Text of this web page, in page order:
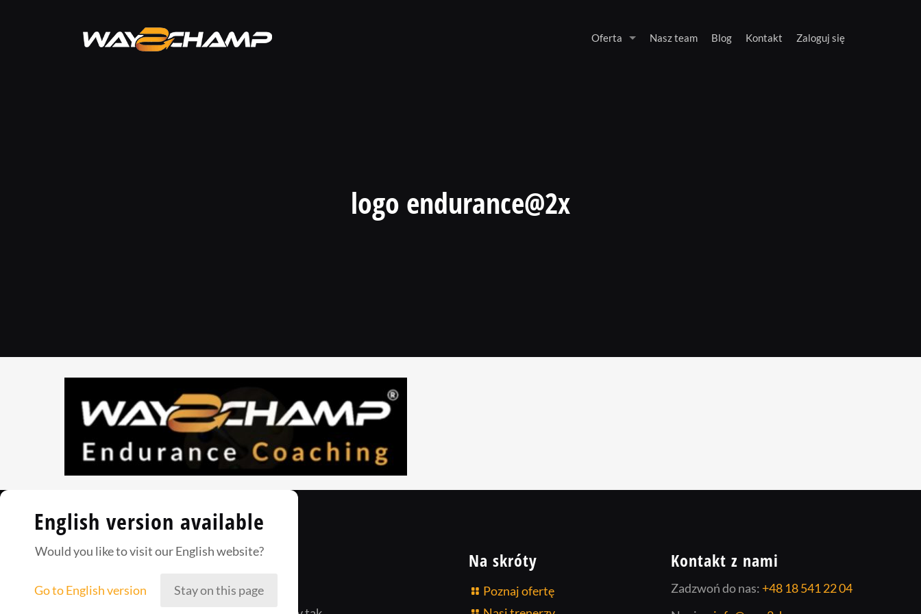
Oferta Nasz team Blog Kontakt Zaloguj się
logo endurance@2x
Na skróty
Poznaj ofertę
Kontakt z nami
Zadzwoń do nas: +48 18 541 22 04
English version available
Would you like to visit our English website?
Go to English version Stay on this page